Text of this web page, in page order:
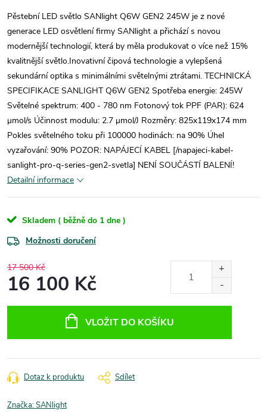
Pěstební LED světlo SANlight Q6W GEN2 245W je z nové
generace LED osvětlení firmy SANlight a přichází s novou
modernější technologií, která by měla produkovat o více než 15%
kvalitnější světlo.Inovativní čipová technologie a vylepšená
sekundární optika s minimálními světelnými ztrátami. TECHNICKÁ
SPECIFIKACE SANLIGHT Q6W GEN2 Spotřeba energie: 245W
Světelné spektrum: 400 - 780 nm Fotonový tok PPF (PAR): 624
μmol/s Účinnost modulu: 2.7 μmol/J Rozměry: 825x119x174 mm
Pokles světelného toku při 100000 hodinách: na 90% Úhel
vyzařování: 90% POZOR: NAPÁJECÍ KABEL [/napajeci-kabel-
sanlight-pro-q-series-gen2-svetla] NENÍ SOUČÁSTÍ BALENÍ!
Detailní informace
Skladem ( běžně do 1 dne )
Možnosti doručení
17 500 Kč
16 100 Kč
VLOŽIT DO KOŠÍKU
Dotaz k produktu Sdílet
Značka:SANlight